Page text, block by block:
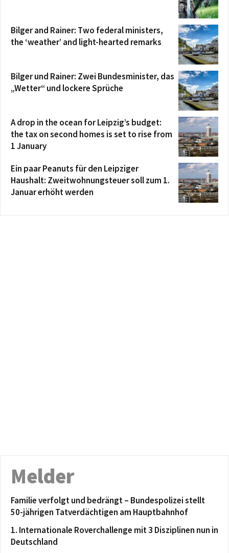
Bilger and Rainer: Two federal ministers,
the ‘weather’ and light-hearted remarks
Bilger und Rainer: Zwei Bundesminister, das
„Wetter“ und lockere Sprüche
A drop in the ocean for Leipzig’s budget:
the tax on second homes is set to rise from
1 January
Ein paar Peanuts für den Leipziger
Haushalt: Zweitwohnungsteuer soll zum 1.
Januar erhöht werden
Melder
Familie verfolgt und bedrängt – Bundespolizei stellt
50-jährigen Tatverdächtigen am Hauptbahnhof
1. Internationale Roverchallenge mit 3 Disziplinen nun in
Deutschland